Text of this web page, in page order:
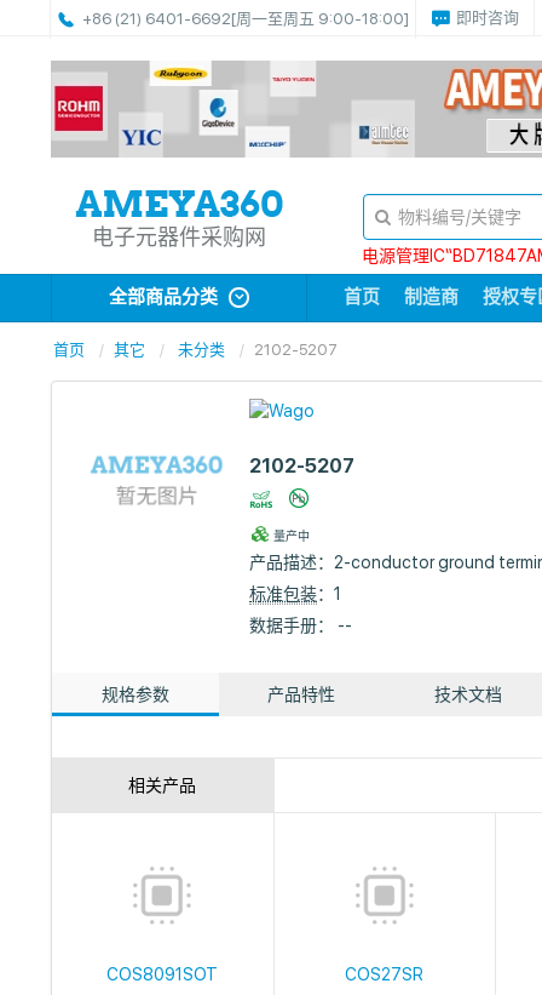
+86 (21) 6401-6692[周一至周五 9:00-18:00] 即时咨询
电子元器件采购网
电源管理
全部商品分类 首页 制造商 授权专
首页 其它 未分类 2102-5207
2102-5207
量产中
产品描述： 2-conductor ground
标准包装：1
数据手册： --
规格参数 产品特性 技术文档
相关产品
COS8091SOT
COS27SR